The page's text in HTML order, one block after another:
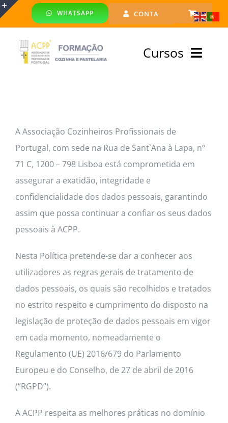
Skip
content
WHATSAPP CONTA
Cursos
Especialização
Financiado
Contactos
A Associação Cozinheiros Profissionais de
Portugal, com sede na Rua de Sant`Ana à Lapa, nº
71 C, 1200 – 798 Lisboa está comprometida em
assegurar a exatidão, integridade e
confidencialidade dos dados pessoais, garantindo
assim que possa continuar a confiar os seus dados
pessoais à ACPP.
Nesta Política pretende-se dar a conhecer aos
utilizadores as regras gerais de tratamento de
dados pessoais, os quais são recolhidos e tratados
no estrito respeito e cumprimento do disposto na
legislação de proteção de dados pessoais em vigor
em cada momento, nomeadamente o
Regulamento (UE) 2016/679 do Parlamento
Europeu e do Conselho, de 27 de abril de 2016
(“RGPD”).
A ACPP respeita as melhores práticas no domínio
Toggle
Sliding